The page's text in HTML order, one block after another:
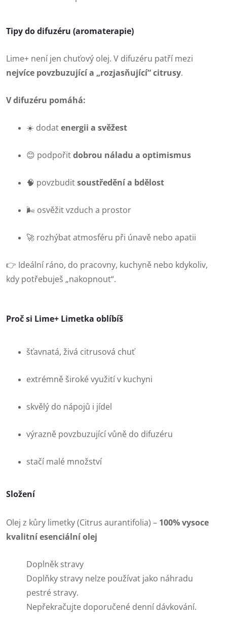
Tipy do difuzéru (aromaterapie)
Lime+ není jen chuťový olej. V difuzéru patří mezi
nejvíce povzbuzující a „rozjasňující“ citrusy.
V difuzéru pomáhá:
☀️ dodatenergii a svěžest
😊 podpořitdobrou náladu a optimismus
🧠 povzbuditsoustředění a bdělost
🌬️ osvěžit vzduch a prostor
🚀 rozhýbat atmosféru při únavě nebo apatii
👉 Ideální ráno, do pracovny, kuchyně nebo kdykoliv,
kdy potřebuješ „nakopnout“.
Proč si Lime+ Limetka oblíbíš
šťavnatá, živá citrusová chuť
extrémně široké využití v kuchyni
skvělý do nápojů i jídel
výrazně povzbuzující vůně do difuzéru
stačí malé množství
Složení
Olej z kůry limetky (Citrus aurantifolia) – 100% vysoce
kvalitní esenciální olej
Doplněk stravy
Doplňky stravy nelze používat jako náhradu
pestré stravy.
Nepřekračujte doporučené denní dávkování.